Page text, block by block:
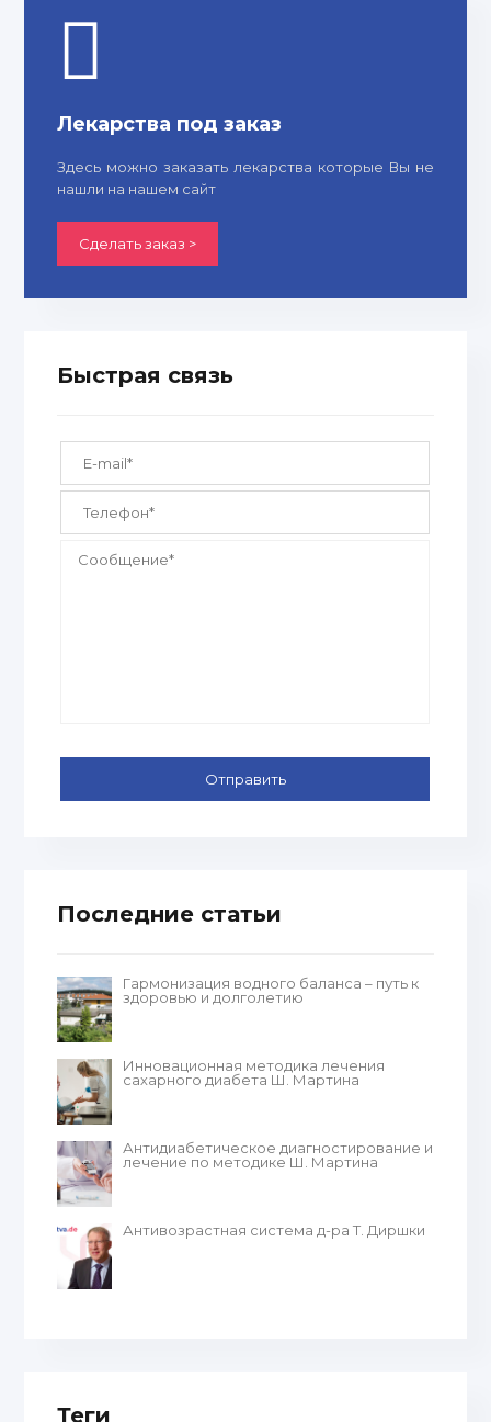
Лекарства под заказ
Здесь можно заказать лекарства которые Вы не
нашли на нашем сайт
Сделать заказ >
Быстрая связь
Последние статьи
Гармонизация водного баланса – путь к
здоровью и долголетию
Инновационная методика лечения
сахарного диабета Ш. Мартина
Антидиабетическое диагностирование и
лечение по методике Ш. Мартина
Антивозрастная система д-ра Т. Диршки
Теги